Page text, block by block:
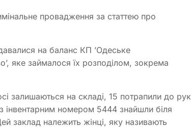
провадження за статтею про
на баланс КП ʼОдеське
яке займалося їх розподілом, зокрема
залишаються на складі, 15 потрапили до рук
інвентарним номером 5444 знайшли біля
заклад належить жінці, яку називають